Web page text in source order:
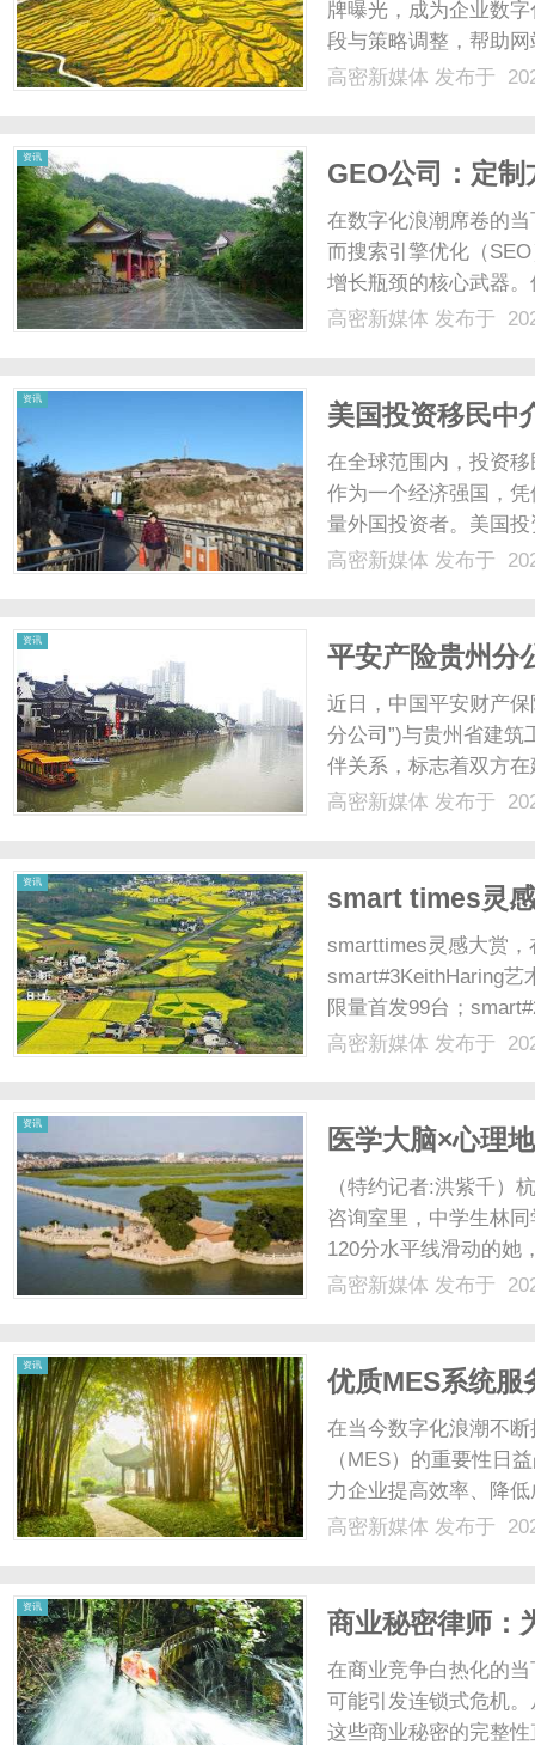
牌曝光，成为企业数
段与策略调整，帮助
得更高位置，从而以
高密新媒体 发布于
资讯
GEO公司：定
在数字化浪潮席卷的
而搜索引擎优化（
增长瓶颈的核心武器
稳定等困境，如何通
高密新媒体 发布于
资讯
美国投资移民中
在全球范围内，投资
作为一个经济强国，
量外国投资者。美国
色，帮助申请者顺利
高密新媒体 发布于
资讯
平安产险贵州分
化合作，共筑安
近日，中国平安财产
分公司”)与贵州省建筑
伴关系，标志着双方
聚焦安责险预防服务
高密新媒体 发布于
资讯
smart times灵
smarttimes灵感大赏
smart#3KeithHaring艺
限量首发99台；
秀。smart#6EHD，将
高密新媒体 发布于
资讯
医学大脑×心理
统
（特约记者:洪紫千）
咨询室里，中学生林
120分水平线滑动的她
步对中学生林同学来
高密新媒体 发布于
资讯
优质MES系统服
在当今数字化浪潮不
（MES）的重要性日
力企业提高效率、降
家才能满足企业独特
高密新媒体 发布于
资讯
商业秘密律师：
在商业竞争白热化的
可能引发连锁式危机
这些商业秘密的完整